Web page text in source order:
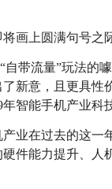
将画上圆满句号之
自带流量”玩法的
新意，且更具性
年智能手机产业科
产业在过去的这一
硬件能力提升、